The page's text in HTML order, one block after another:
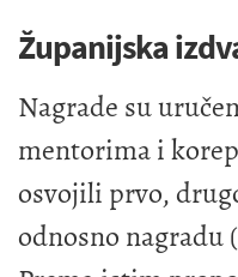
Županijska
Nagrade su
mentorima i
osvojili prvo,
odnosno